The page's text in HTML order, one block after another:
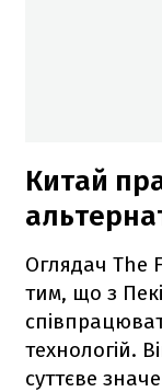
Китай
Оглядач The
тим, що з
технологій.
суттєве